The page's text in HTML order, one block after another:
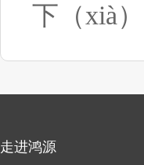
下（xià
走进鸿源